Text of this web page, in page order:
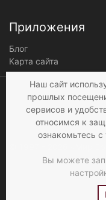
Приложения
Блог
Карта сайта
© 1997 - 2026 «Мир
Наш сайт
прошлых
сервисов и
относимся к
ознакомьтесь с
Вы можете